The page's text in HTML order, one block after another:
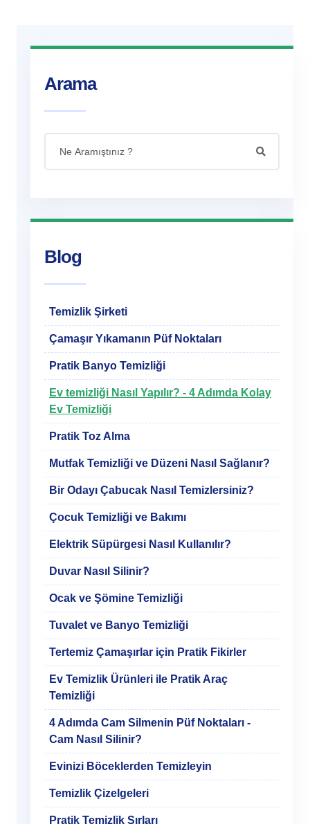
Arama
Blog
Temizlik Şirketi
Çamaşır Yıkamanın Püf Noktaları
Pratik Banyo Temizliği
Ev temizliği Nasıl Yapılır? - 4 Adımda Kolay
Ev Temizliği
Pratik Toz Alma
Mutfak Temizliği ve Düzeni Nasıl Sağlanır?
Bir Odayı Çabucak Nasıl Temizlersiniz?
Çocuk Temizliği ve Bakımı
Elektrik Süpürgesi Nasıl Kullanılır?
Duvar Nasıl Silinir?
Ocak ve Şömine Temizliği
Tuvalet ve Banyo Temizliği
Tertemiz Çamaşırlar için Pratik Fikirler
Ev Temizlik Ürünleri ile Pratik Araç
Temizliği
4 Adımda Cam Silmenin Püf Noktaları -
Cam Nasıl Silinir?
Evinizi Böceklerden Temizleyin
Temizlik Çizelgeleri
Pratik Temizlik Sırları